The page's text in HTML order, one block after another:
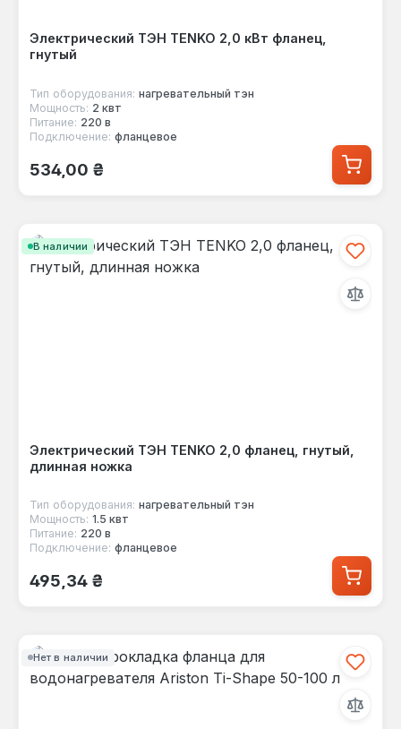
Электрический ТЭН TENKO 2,0 кВт фланец,
гнутый
Тип оборудования: нагревательный тэн
Мощность: 2 квт
Питание: 220 в
Подключение: фланцевое
Обычная цена:
534,00 ₴
В наличии
Электрический ТЭН TENKO 2,0 фланец, гнутый,
длинная ножка
Тип оборудования: нагревательный тэн
Мощность: 1.5 квт
Питание: 220 в
Подключение: фланцевое
Обычная цена:
495,34 ₴
Нет в наличии